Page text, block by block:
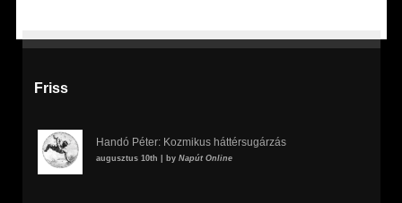
Friss
Handó Péter: Kozmikus háttérsugárzás
augusztus 10th | by Napút Online